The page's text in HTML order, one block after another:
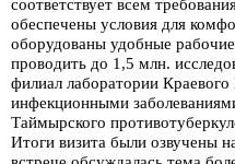
соответствует всем
обеспечены условия для
оборудованы удобные
проводить до 1,5 млн.
филиал лаборатории
инфекционными
Таймырского
Итоги визита были озвучены